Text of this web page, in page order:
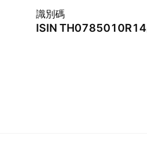
識別碼
ISIN TH0785010R14